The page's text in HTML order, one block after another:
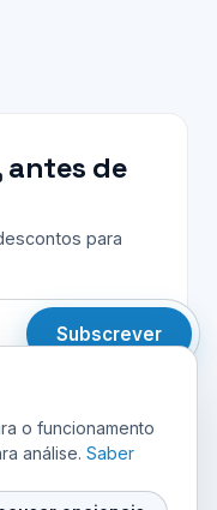
antes de
para
Subscrever
LDA. Todos os
o funcionamento
análise. Saber